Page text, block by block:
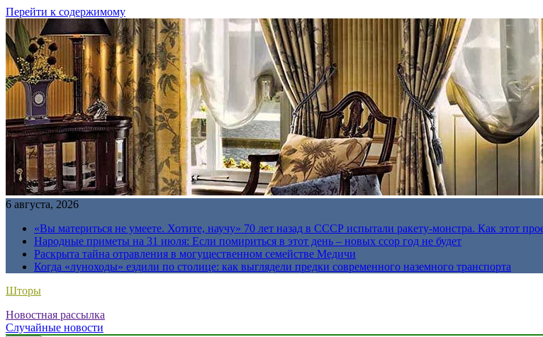
Перейти к содержимому
6 августа, 2026
«Вы материться не умеете. Хотите, научу» 70 лет назад в СССР испытали ракету-монстра. Как этот
Народные приметы на 31 июля: Если помириться в этот день – новых ссор год не будет
Раскрыта тайна отравления в могущественном семействе Медичи
Когда «луноходы» ездили по столице: как выглядели предки современного наземного транспорта
Шторы
Новостная рассылка
Случайные новости